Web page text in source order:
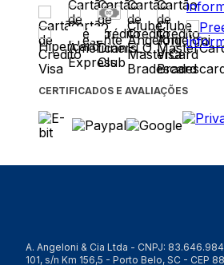
CERTIFICADOS E AVALIAÇÕES
A. Angeloni & Cia Ltda - CNPJ:
101, s/n Km 156,5 - Porto Belo, SC - CEP